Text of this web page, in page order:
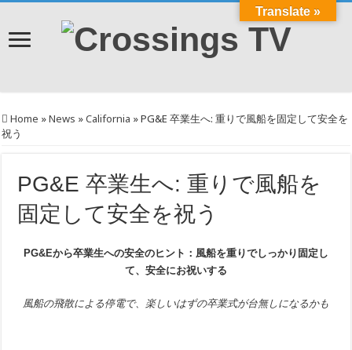
Home »News »California »PG&E 卒業生へ: 重りで風船を固定して安全を
祝う
PG&E 卒業生へ: 重りで風船を
固定して安全を祝う
PG&Eから卒業生への安全のヒント：風船を重りでしっかり固定し
て、安全にお祝いする
風船の飛散による停電で、楽しいはずの卒業式が台無しになるかも
Translate »